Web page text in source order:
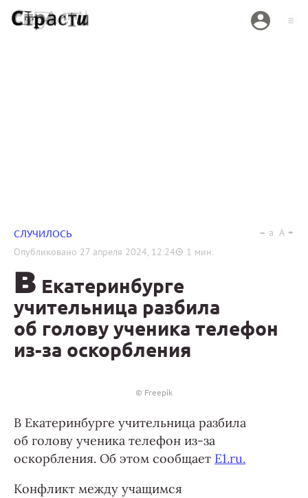
СЛУЧИЛОСЬ
Опубликовано 27 апреля 2024, 12:24 1 мин.
a A
В Екатеринбурге
учительница разбила
об голову ученика телефон
из-за оскорбления
© Freepik
В Екатеринбурге учительница разбила
об голову ученика телефон из-за
оскорбления. Об этом сообщает E1.ru.
Конфликт между учащимся